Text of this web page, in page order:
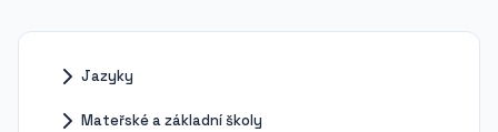
Jazyky
Mateřské a základní školy